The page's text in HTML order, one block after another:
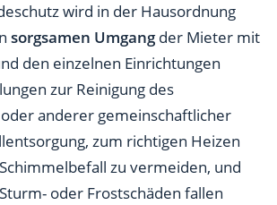
wird in der Hausordnung
sorgsamen Umgangder Mieter mit
den einzelnen Einrichtungen
zur Reinigung des
anderer gemeinschaftlicher
zum richtigen Heizen
zu vermeiden, und
oder Frostschäden fallen